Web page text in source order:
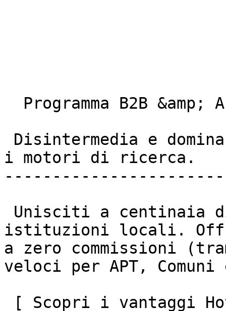
i motori di ricerca.
istituzioni locali.
a zero commissioni
veloci per APT,